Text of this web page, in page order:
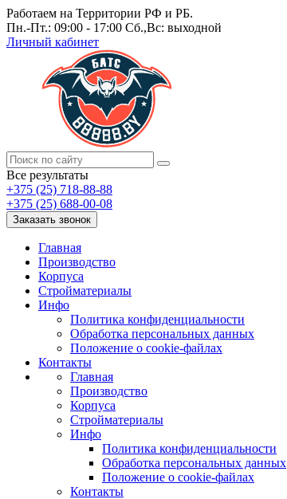
Работаем на Территории РФ и РБ.
Пн.-Пт.: 09:00 - 17:00 Сб.,Вс: выходной
Личный кабинет
Все результаты
+375 (25) 718-88-88
+375 (25) 688-00-08
Заказать звонок
Главная
Производство
Корпуса
Стройматериалы
Инфо
Политика конфиденциальности
Обработка персональных данных
Положение о cookie-файлах
Контакты
Главная
Производство
Корпуса
Стройматериалы
Инфо
Политика конфиденциальности
Обработка персональных данных
Положение о cookie-файлах
Контакты